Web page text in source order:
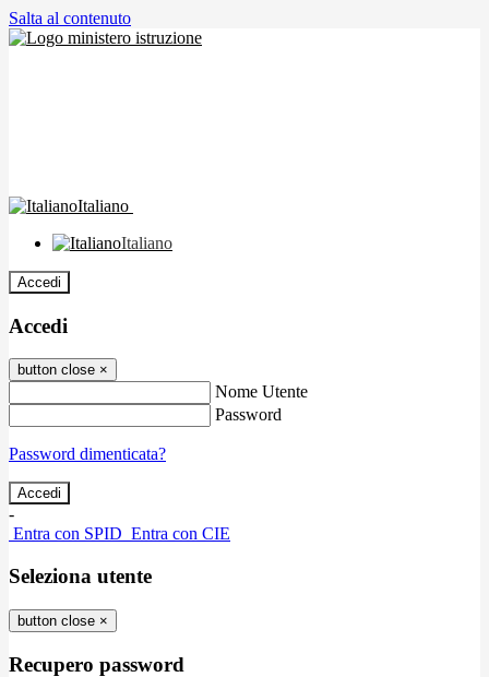
Salta al contenuto
Italiano
Italiano
Accedi
Accedi
button close ×
Nome Utente
Password
Password dimenticata?
-
Entra con SPID Entra con CIE
Seleziona utente
button close ×
Recupero password